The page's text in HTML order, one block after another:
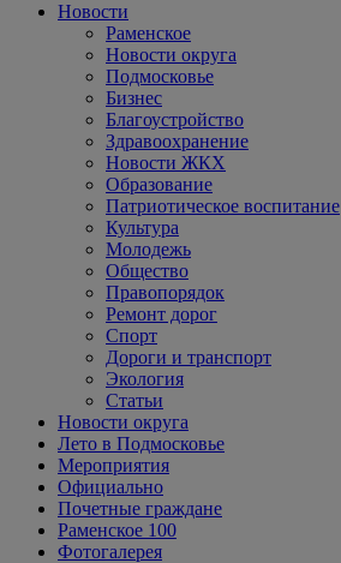
Новости
Раменское
Новости округа
Подмосковье
Бизнес
Благоустройство
Здравоохранение
Новости ЖКХ
Образование
Патриотическое воспитание
Культура
Молодежь
Общество
Правопорядок
Ремонт дорог
Спорт
Дороги и транспорт
Экология
Статьи
Новости округа
Лето в Подмосковье
Мероприятия
Официально
Почетные граждане
Раменское 100
Фотогалерея